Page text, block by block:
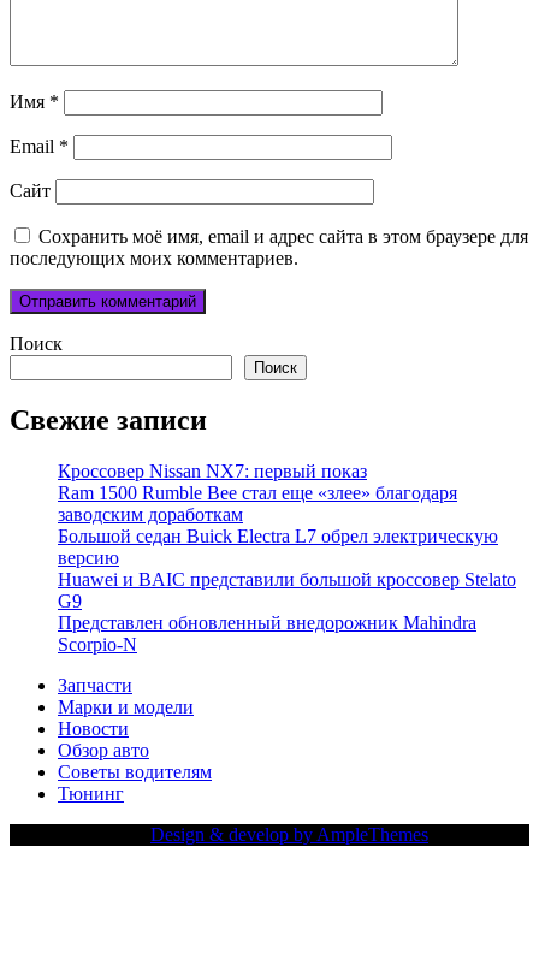
Имя *
Email *
Сайт
Сохранить моё имя, email и адрес сайта в этом браузере для
последующих моих комментариев.
Поиск
Поиск
Свежие записи
Кроссовер Nissan NX7: первый показ
Ram 1500 Rumble Bee стал еще «злее» благодаря
заводским доработкам
Большой седан Buick Electra L7 обрел электрическую
версию
Huawei и BAIC представили большой кроссовер Stelato
G9
Представлен обновленный внедорожник Mahindra
Scorpio-N
Запчасти
Марки и модели
Новости
Обзор авто
Советы водителям
Тюнинг
Design & develop by AmpleThemes